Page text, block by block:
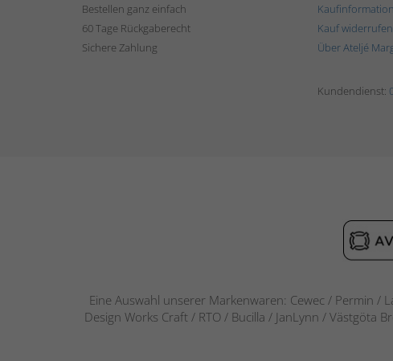
Bestellen ganz einfach
60 Tage Rückgaberecht
Sichere Zahlung
Kauf widerrufen
Über Ateljé
Kundendienst:
Eine Auswahl unserer Markenwaren: Cewec / Permin /
Design Works Craft / RTO / Bucilla / JanLynn / Västgöta